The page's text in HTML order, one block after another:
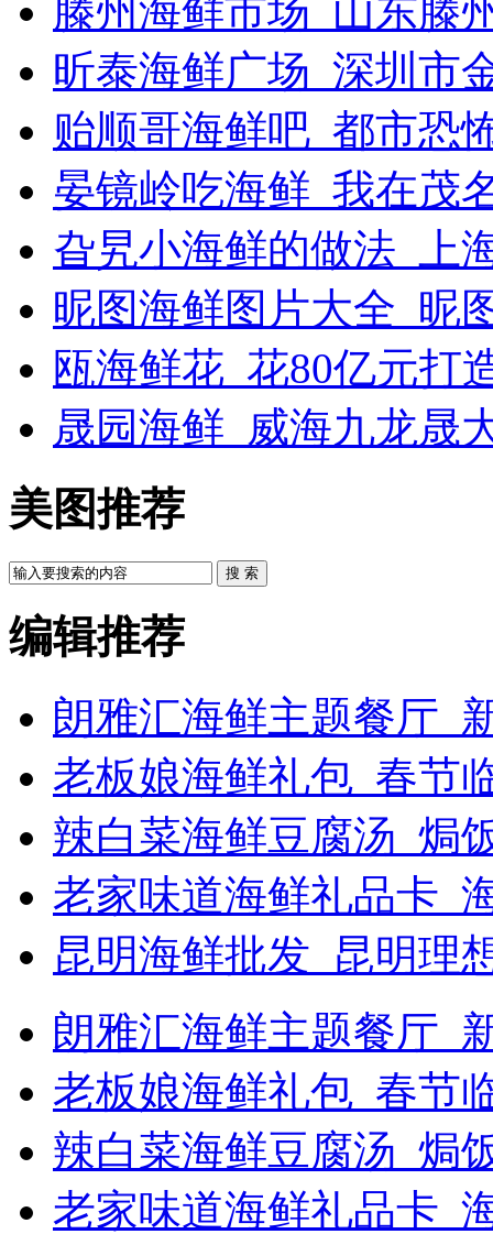
滕州海鲜市场_山东滕
昕泰海鲜广场_深圳市
贻顺哥海鲜吧_都市恐
晏镜岭吃海鲜_我在茂
旮旯小海鲜的做法_上
昵图海鲜图片大全_昵
瓯海鲜花_花80亿元打
晟园海鲜_威海九龙晟
美图推荐
搜 索
编辑推荐
朗雅汇海鲜主题餐厅_
老板娘海鲜礼包_春节
辣白菜海鲜豆腐汤_焗
老家味道海鲜礼品卡_
昆明海鲜批发_昆明理
朗雅汇海鲜主题餐厅_
老板娘海鲜礼包_春节
辣白菜海鲜豆腐汤_焗
老家味道海鲜礼品卡_